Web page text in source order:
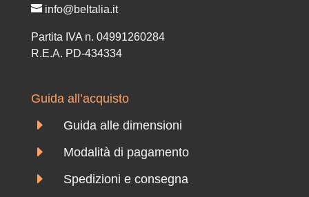
info@beltalia.it
Partita IVA n. 04991260284
R.E.A. PD-434334
Guida all’acquisto
E Guida alle dimensioni
E Modalità di pagamento
E Spedizioni e consegna